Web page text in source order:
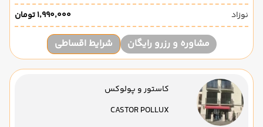
نوزاد
۱٬۹۹۰٬۰۰۰ تومان
مشاوره و رزرو رایگان شرایط اقساطی
کاستور و پولوکس
CASTOR POLLUX